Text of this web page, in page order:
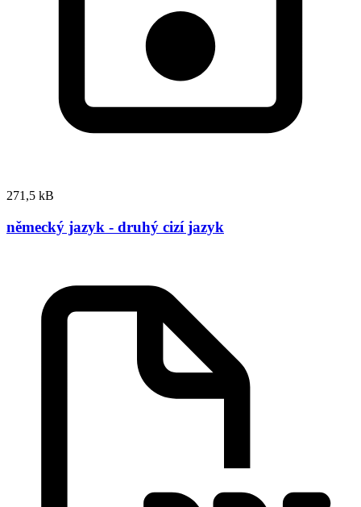
271,5 kB
německý jazyk - druhý cizí jazyk